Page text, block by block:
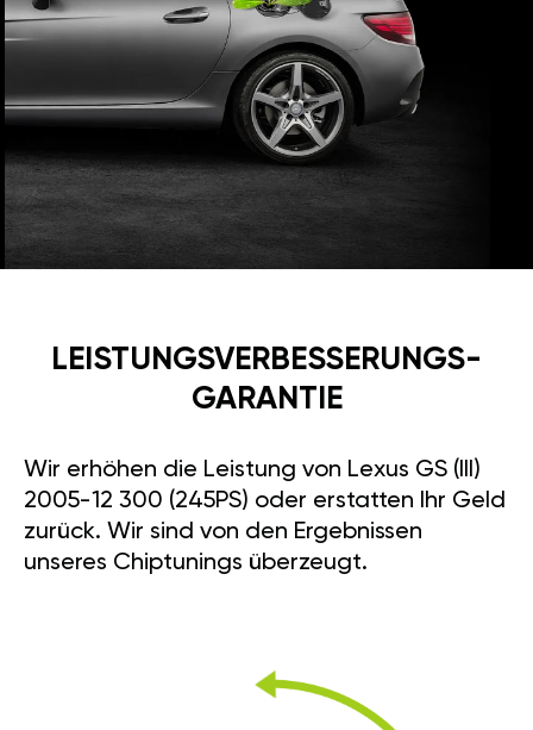
LEISTUNGSVERBESSE­RUNGS­
GARANTIE
Wir erhöhen die Leistung von Lexus GS (III)
2005-12 300 (245PS) oder erstatten Ihr Geld
zurück. Wir sind von den Ergebnissen
unseres Chiptunings überzeugt.